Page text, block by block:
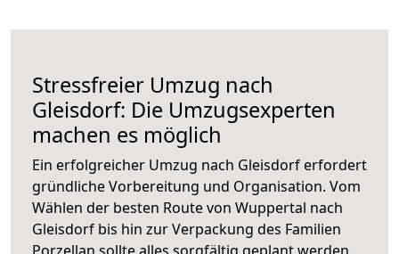
Stressfreier Umzug nach
Gleisdorf: Die Umzugsexperten
machen es möglich
Ein erfolgreicher Umzug nach Gleisdorf erfordert
gründliche Vorbereitung und Organisation. Vom
Wählen der besten Route von Wuppertal nach
Gleisdorf bis hin zur Verpackung des Familien